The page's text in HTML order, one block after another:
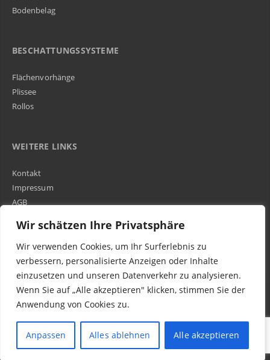
Wir schätzen Ihre Privatsphäre
Wir verwenden Cookies, um Ihr Surferlebnis zu
verbessern, personalisierte Anzeigen oder Inhalte
einzusetzen und unseren Datenverkehr zu analysieren.
Wenn Sie auf „Alle akzeptieren" klicken, stimmen Sie der
Anwendung von Cookies zu.
Anpassen Alles ablehnen Alle akzeptieren
Bodenbelag
BESCHATTUNGSSYSTEME
Flächenvorhänge
Plissee
Rollos
WEITERE LINKS
Kontakt
Impressum
AGB
WIR SIND IN DER GESAMTEN SCHWEIZ TÄTIG
© 2016-2023 Egora Wohnen AG in Schweiz - Parkett Reparatur (schleifen, ölen
& verlegen)
Bewertungen
Kundenbewertungen
Authentizität
Kundenbewertungen und Erfahrungen zu
Egora GmbH
MANGELHAFT
Erfahren Sie mehr über dieses Bewertungssiegel
1.1.1970
Profil ansehen